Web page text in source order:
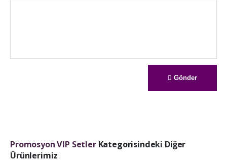
Gönder
Promosyon VIP SetlerKategorisindeki Diğer
Ürünlerimiz